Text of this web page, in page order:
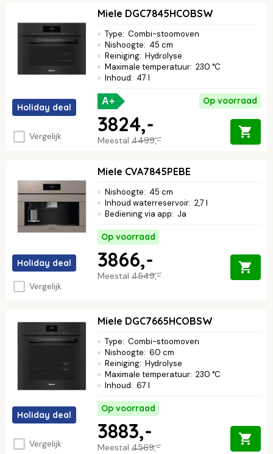
Holiday deal
Vergelijk
Miele DGC7845HCOBSW
Type: Combi-stoomoven
Nishoogte: 45 cm
Reiniging: Hydrolyse
Maximale temperatuur: 230 °C
Inhoud: 47 l
A+ Op voorraad
Meestal 4499,-
3824,-
Holiday deal
Vergelijk
Miele CVA7845PEBE
Nishoogte: 45 cm
Inhoud waterreservoir: 2,7 l
Bediening via app: Ja
Op voorraad
Meestal 4549,-
3866,-
Holiday deal
Vergelijk
Miele DGC7665HCOBSW
Type: Combi-stoomoven
Nishoogte: 60 cm
Reiniging: Hydrolyse
Maximale temperatuur: 230 °C
Inhoud: 67 l
Op voorraad
Meestal 4569,-
3883,-